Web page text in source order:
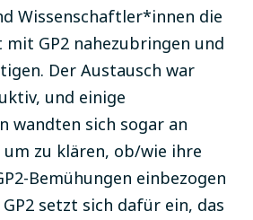
Wissenschaftler*innen die
GP2 nahezubringen und
Der Austausch war
und einige
wandten sich sogar an
um zu klären, ob/wie ihre
Bemühungen einbezogen
setzt sich dafür ein, das